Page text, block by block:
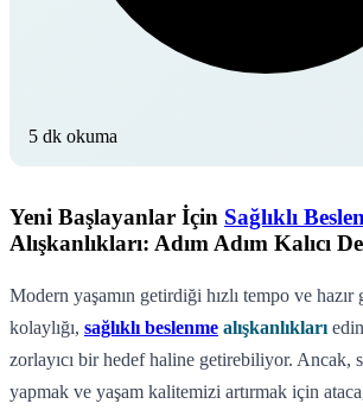
5 dk okuma
Yeni Başlayanlar İçin Sağlıklı
Alışkanlıkları: Adım Adım Kalıcı
Modern yaşamın getirdiği hızlı tempo ve hazır
kolaylığı, sağlıklı beslenme alışkanlıkları
zorlayıcı bir hedef haline getirebiliyor. Ancak,
yapmak ve yaşam kalitemizi artırmak için